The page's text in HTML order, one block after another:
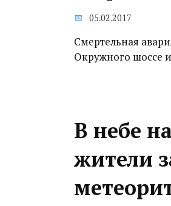
05.02.2017
Смертельная
Окружного шоссе
В небе
жители